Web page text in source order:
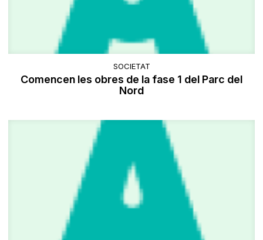
SOCIETAT
Comencen les obres de la fase 1 del Parc del
Nord